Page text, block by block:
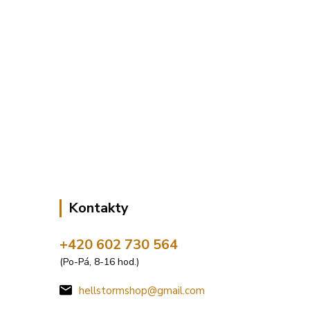
Kontakty
+420 602 730 564
(Po-Pá, 8-16 hod.)
hellstormshop@gmail.com